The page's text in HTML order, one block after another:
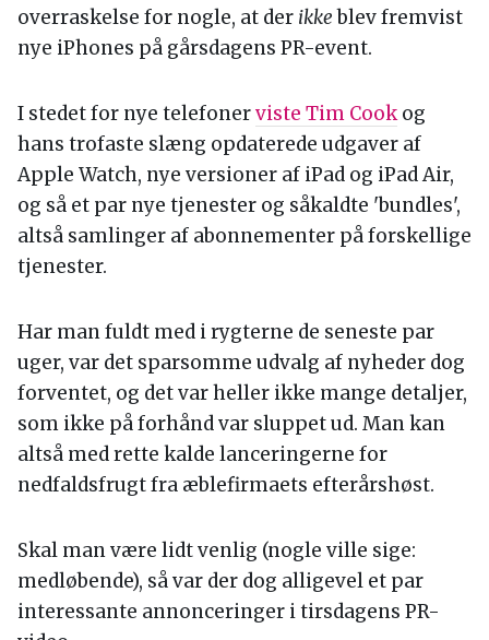
overraskelse for nogle, at der ikkeblev fremvist
nye iPhones på gårsdagens PR-event.
I stedet for nye telefonerviste Tim Cookog
hans trofaste slæng opdaterede udgaver af
Apple Watch, nye versioner af iPad og iPad Air,
og så et par nye tjenester og såkaldte 'bundles',
altså samlinger af abonnementer på forskellige
tjenester.
Har man fuldt med i rygterne de seneste par
uger, var det sparsomme udvalg af nyheder dog
forventet, og det var heller ikke mange detaljer,
som ikke på forhånd var sluppet ud. Man kan
altså med rette kalde lanceringerne for
nedfaldsfrugt fra æblefirmaets efterårshøst.
Skal man være lidt venlig (nogle ville sige:
medløbende), så var der dog alligevel et par
interessante annonceringer i tirsdagens PR-